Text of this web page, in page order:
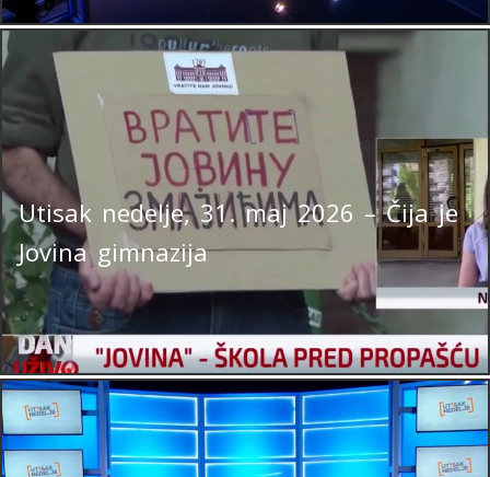
Utisak nedelje, 31. maj 2026 – Čija je
Jovina gimnazija